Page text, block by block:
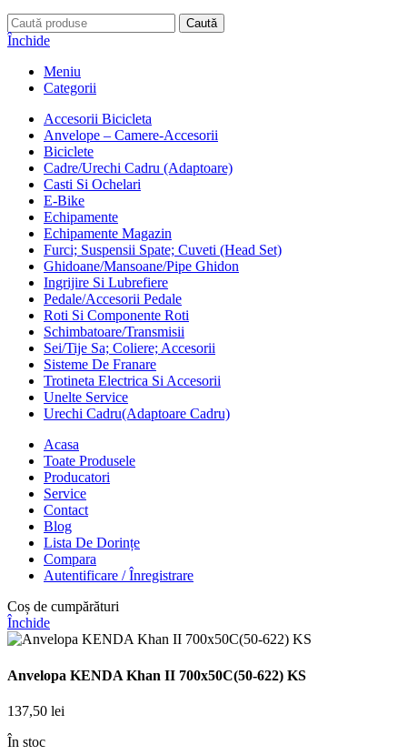
Caută
Închide
Meniu
Categorii
Accesorii Bicicleta
Anvelope – Camere-Accesorii
Biciclete
Cadre/Urechi Cadru (Adaptoare)
Casti Si Ochelari
E-Bike
Echipamente
Echipamente Magazin
Furci; Suspensii Spate; Cuveti (Head Set)
Ghidoane/Mansoane/Pipe Ghidon
Ingrijire Si Lubrefiere
Pedale/Accesorii Pedale
Roti Si Componente Roti
Schimbatoare/Transmisii
Sei/Tije Sa; Coliere; Accesorii
Sisteme De Franare
Trotineta Electrica Si Accesorii
Unelte Service
Urechi Cadru(Adaptoare Cadru)
Acasa
Toate Produsele
Producatori
Service
Contact
Blog
Lista De Dorințe
Compara
Autentificare / Înregistrare
Coș de cumpărături
Închide
Anvelopa KENDA Khan II 700x50C(50-622) KS
137,50 lei
În stoc